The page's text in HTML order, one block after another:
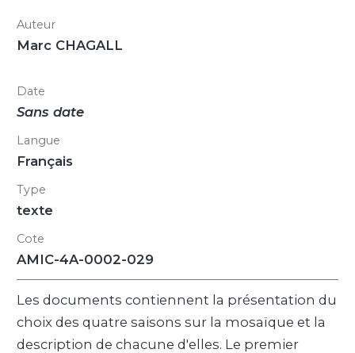
Auteur
Marc CHAGALL
Date
Sans date
Langue
Français
Type
texte
Cote
AMIC-4A-0002-029
Les documents contiennent la présentation du
choix des quatre saisons sur la mosaïque et la
description de chacune d'elles. Le premier